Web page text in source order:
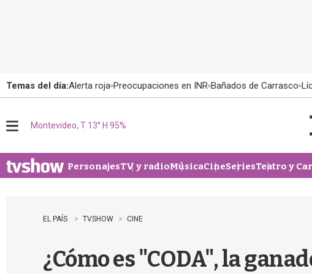
Temas del día:Alerta roja Preocupaciones en INR Bañados de Carrasco
u
Montevideo, T 13° H 95%
PersonajesTV y radioMúsicaCineSeriesTeatro y
EL PAÍS TVSHOW CINE
¿Cómo es "CODA", la